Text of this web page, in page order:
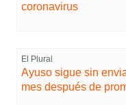
coronavirus
El Plural
Ayuso sigue sin
mes después de